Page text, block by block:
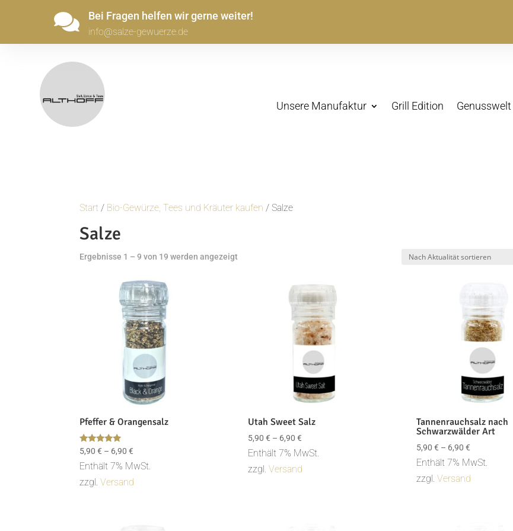
 Bei Fragen helfen wir gerne weiter!
info@salze-gewuerze.de
Unsere Manufaktur Grill Edition Genusswelt
Start / Bio-Gewürze, Tees und Kräuter kaufen / Salze
Salze
Ergebnisse 1 – 9 von 19 werden angezeigtNach
Pfeffer & Orangensalz
Bewertet
mit
5.00
5,90€ – 6,90€
5,90 €
bis
Enthält 7% MwSt.
zzgl.Versand
Utah Sweet Salz
5,90 € – 6,90 €Preisspanne:
5,90 €
bis
Enthält 7% MwSt.
zzgl. Versand
Tannenrauchsalz nach
Schwarzwälder Art
5,90 € – 6,90 €Preisspanne:
5,90 €
bis
Enthält 7% MwSt.
zzgl. Versand